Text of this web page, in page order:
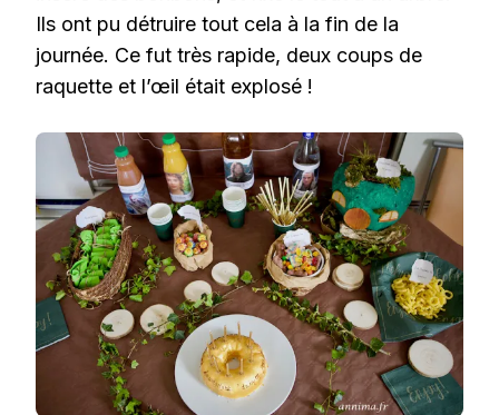
Ils ont pu détruire tout cela à la fin de la
journée. Ce fut très rapide, deux coups de
raquette et l’œil était explosé !